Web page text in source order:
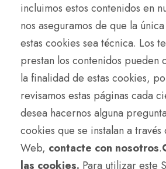
incluimos estos contenidos en
nos aseguramos de que la
estas cookies sea técnica. Los
prestan los contenidos
la finalidad de estas cookies,
revisamos estas páginas cada
desea hacernos alguna
cookies que se instalan a
Web, contacte con nosotros.
las cookies. Para utilizar este